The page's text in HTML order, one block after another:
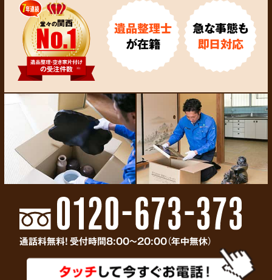
遺品整理士
が在籍
急な事態も
即日対応
通話料無料! 受付時間8:00～20:00（年中無休）